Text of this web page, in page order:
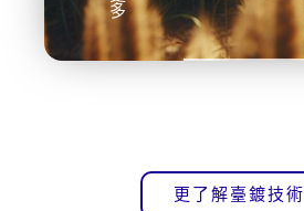
多
更了解臺鍍技術